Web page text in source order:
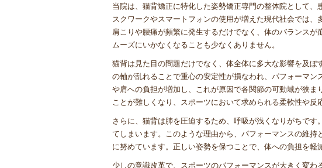
当院は、猫背矯正に特化した姿勢矯正専門の整体院として
スクワークやスマートフォンの使用が増えた現代社会では、
肩こりや腰痛が頻繁に発生するだけでなく、体のバランス
ムーズにいかなくなることも少なくありません。
猫背は見た目の問題だけでなく、体全体に多大な影響を及
の軸が乱れることで重心の安定性が損なわれ、パフォーマ
や肩への負担が増加し、これが原因で各関節の可動域が狭
ことが難しくなり、スポーツにおいて求められる柔軟性や反
さらに、猫背は肺を圧迫するため、呼吸が浅くなりがちで
てしまいます。このような理由から、パフォーマンスの維
に努めています。正しい姿勢を保つことで、体への負担を軽
少しの意識改革で、スポーツのパフォーマンスが大きく変